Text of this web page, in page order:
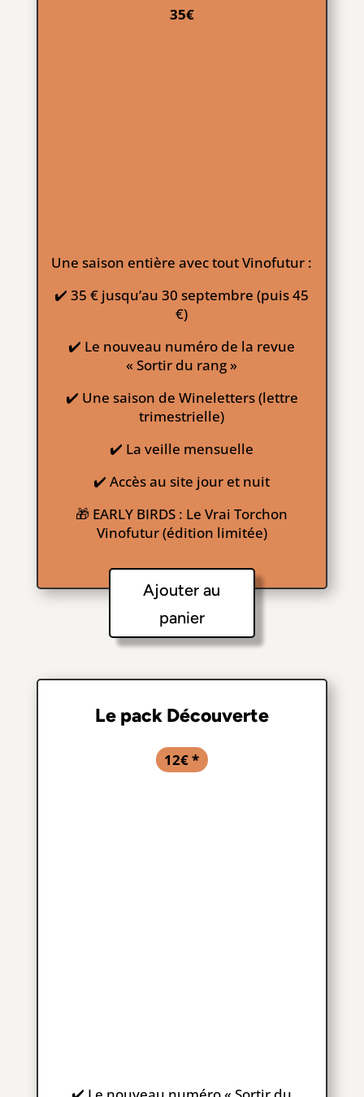
35€
Une saison entière avec tout Vinofutur :
✔️ 35 € jusqu’au 30 septembre (puis 45
€)
✔️ Le nouveau numéro de la revue
« Sortir du rang »
✔️ Une saison de Wineletters (lettre
trimestrielle)
✔️ La veille mensuelle
✔️ Accès au site jour et nuit
🎁 EARLY BIRDS : Le Vrai Torchon
Vinofutur (édition limitée)
Ajouter au
panier
Le pack Découverte
12€ *